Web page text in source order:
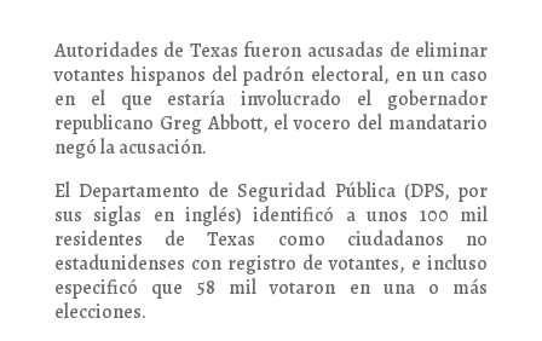
Autoridades de Texas fueron acusadas de eliminar
votantes hispanos del padrón electoral, en un caso
en el que estaría involucrado el gobernador
republicano Greg Abbott, el vocero del mandatario
negó la acusación.
El Departamento de Seguridad Pública (DPS, por
sus siglas en inglés) identificó a unos 100 mil
residentes de Texas como ciudadanos no
estadunidenses con registro de votantes, e incluso
especificó que 58 mil votaron en una o más
elecciones.